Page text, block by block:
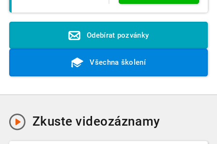
Odebírat pozvánky
Všechna školení
Zkustevideozáznamy